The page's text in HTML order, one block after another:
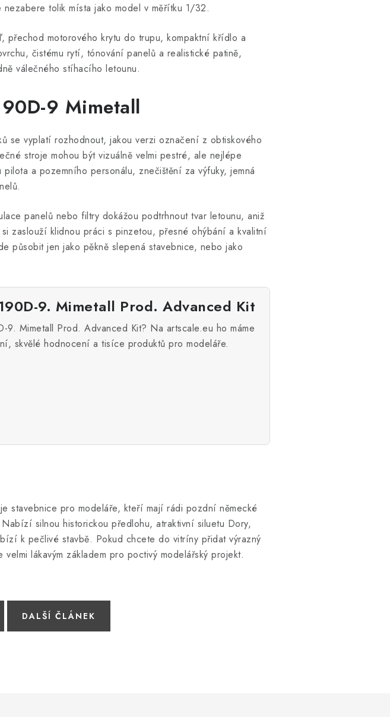
tolik místa jako model v měřítku 1/32.
motorového krytu do trupu, kompaktní křídlo a
čistému rytí, tónování panelů a realistické patině,
válečného stíhacího letounu.
9 Mimetall
se vyplatí rozhodnout, jakou verzi označení z obtiskového
stroje mohou být vizuálně velmi pestré, ale nejlépe
a pozemního personálu, znečištění za výfuky, jemná
panelů nebo filtry dokážou podtrhnout tvar letounu, aniž
zaslouží klidnou práci s pinzetou, přesné ohýbání a kvalitní
působit jen jako pěkně slepená stavebnice, nebo jako
9. Mimetall Prod. Advanced Kit
9. Mimetall Prod. Advanced Kit? Na artscale.eu ho máme
skvělé hodnocení a tisíce produktů pro modeláře.
stavebnice pro modeláře, kteří mají rádi pozdní německé
silnou historickou předlohu, atraktivní siluetu Dory,
k pečlivé stavbě. Pokud chcete do vitríny přidat výrazný
lákavým základem pro poctivý modelářský projekt.
DALŠÍ ČLÁNEK